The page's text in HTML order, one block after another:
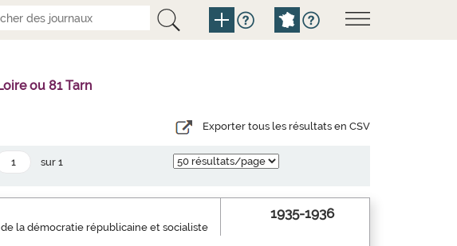
ou 81 Tarn
Exporter tous les résultats en CSV
sur 1
la démocratie républicaine et socialiste
1935-1936